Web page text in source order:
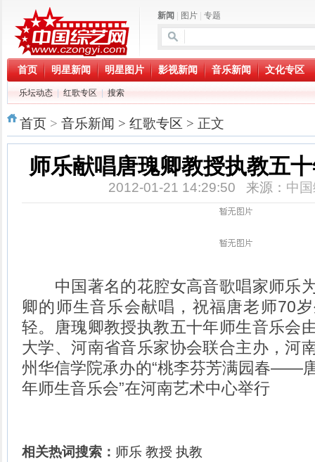
新闻 图片 专题
首页 明星新闻 明星图片 影视新闻 音乐新闻 文化专区
乐坛动态 红歌专区 搜索
首页 > 音乐新闻 > 红歌专区 > 正文
师乐献唱唐瑰卿教授执教五
2012-01-21 14:29:50 来源： 中
中国著名的花腔女高音歌唱家师乐
卿的师生音乐会献唱，祝福唐老师70
轻。唐瑰卿教授执教五十年师生音乐会
大学、河南省音乐家协会联合主办，河
州华信学院承办的“桃李芬芳满园春——
年师生音乐会”在河南艺术中心举行
相关热词搜索： 师乐 教授 执教